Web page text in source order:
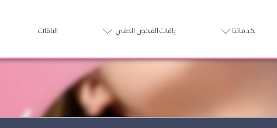
خدماتنا باقات الفحص الطبي الباقات